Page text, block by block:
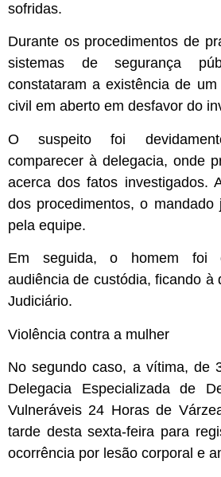
sofridas.
Durante os procedimentos de
sistemas de segurança
constataram a existência de
civil em aberto em desfavor do
O suspeito foi
comparecer à delegacia, onde
acerca dos fatos investigados.
dos procedimentos, o mandado
pela equipe.
Em seguida, o homem foi
audiência de custódia, ficando à
Judiciário.
Violência contra a mulher
No segundo caso, a vítima, de
Delegacia Especializada de
Vulneráveis 24 Horas de
tarde desta sexta-feira para
ocorrência por lesão corporal e